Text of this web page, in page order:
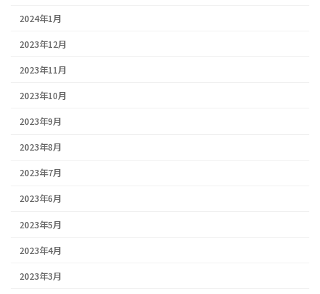
2024年1月
2023年12月
2023年11月
2023年10月
2023年9月
2023年8月
2023年7月
2023年6月
2023年5月
2023年4月
2023年3月